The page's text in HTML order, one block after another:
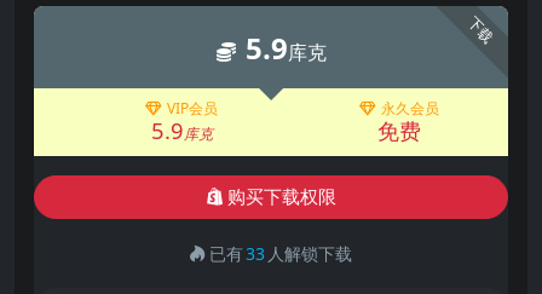
下载
5.9库克
VIP会员
5.9库克
永久会员
免费
购买下载权限
已有33 人解锁下载